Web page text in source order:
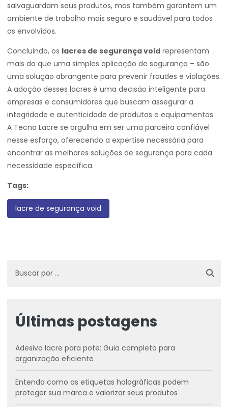
salvaguardam seus produtos, mas também garantem um
ambiente de trabalho mais seguro e saudável para todos
os envolvidos.
Concluindo, os lacres de segurança void representam
mais do que uma simples aplicação de segurança – são
uma solução abrangente para prevenir fraudes e violações.
A adoção desses lacres é uma decisão inteligente para
empresas e consumidores que buscam assegurar a
integridade e autenticidade de produtos e equipamentos.
A Tecno Lacre se orgulha em ser uma parceira confiável
nesse esforço, oferecendo a expertise necessária para
encontrar as melhores soluções de segurança para cada
necessidade específica.
Tags:
lacre de segurança void
Últimas postagens
Adesivo lacre para pote: Guia completo para
organização eficiente
Entenda como as etiquetas holográficas podem
proteger sua marca e valorizar seus produtos